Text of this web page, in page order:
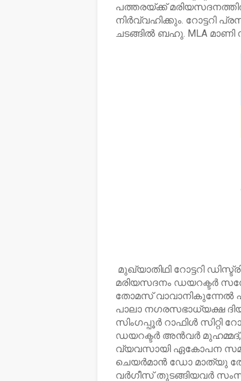
പത്തരയ്ക്ക്
നിർവ്വഹിക്കും. റോട്ടറി
ചടങ്ങിൽ ബഹു. MLA
മുഖ്യാതിഥി റോട്ടറി
മരിയസദനം ഡയറക്ടർ
തോമസ് വാവാനികുന്നേൽ
പാലാ നഗരസഭാധ്യക്ഷ
സിംഗപ്പൂർ റാഫിൾ സിറ്റി
ഡയറക്ടർ അൻവർ മുഹമ്മദ്,
വ്യവസായി ഏകോപന
ചെയർമാൻ ഡോ മാത്യു
വർഗീസ് തുടങ്ങിയവർ